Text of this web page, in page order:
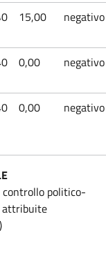
15,00 negativo
0,00 negativo
0,00 negativo
controllo politico-
attribuite